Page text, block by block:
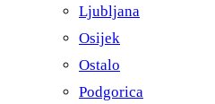
Ljubljana
Osijek
Ostalo
Podgorica